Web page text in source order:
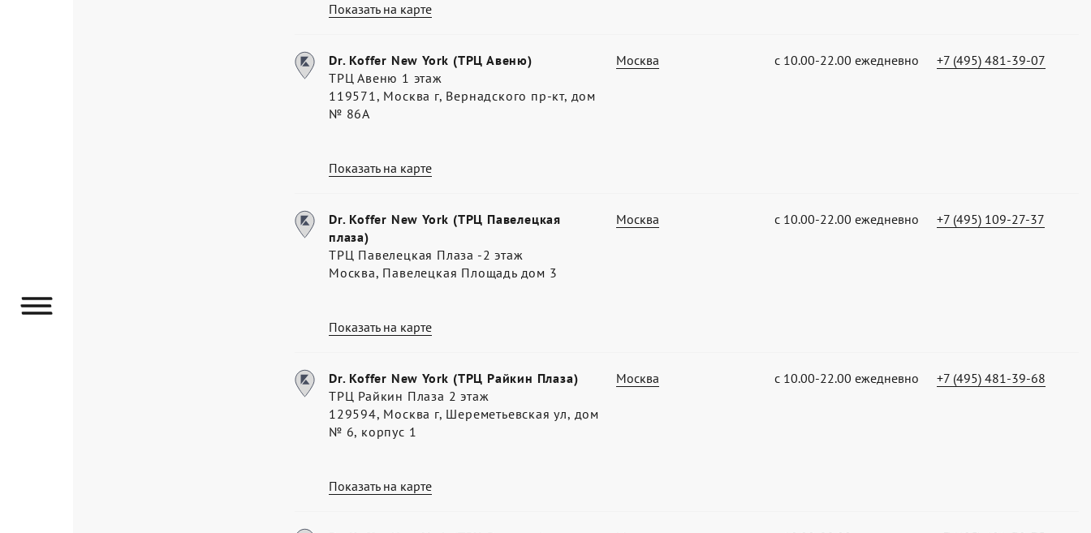
Показать на карте
Показать на карте
Dr. Koffer New York (ТРЦ Авеню)
ТРЦ Авеню 1 этаж
119571, Москва г, Вернадского пр-кт, дом
№ 86А
Москва с 10.00-22.00 ежедневно +7 (495) 481-39-07
Показать на карте
Dr. Koffer New York (ТРЦ Павелецкая
плаза)
ТРЦ Павелецкая Плаза -2 этаж
Москва, Павелецкая Площадь дом 3
Москва с 10.00-22.00 ежедневно +7 (495) 109-27-37
Показать на карте
Dr. Koffer New York (ТРЦ Райкин Плаза)
ТРЦ Райкин Плаза 2 этаж
129594, Москва г, Шереметьевская ул, дом
№ 6, корпус 1
Москва с 10.00-22.00 ежедневно +7 (495) 481-39-68